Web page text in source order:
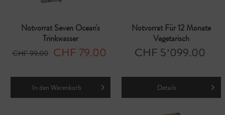
Notvorrat Seven Ocean's
Trinkwasser
CHF 99.00 CHF 79.00
In den Warenkorb
Notvorrat Für 12 Monate
Vegetarisch
CHF 5’099.00
Details